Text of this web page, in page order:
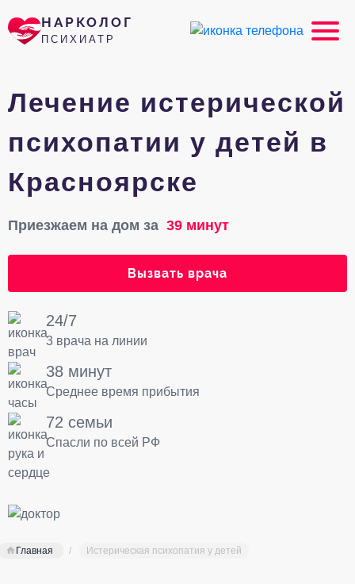
НАРКОЛОГ
ПСИХИАТР
Лечение истерической
психопатии у детей в
Красноярске
Приезжаем на дом за 39 минут
Вызвать врача
24/7
3 врача на линии
38 минут
Среднее время прибытия
72 семьи
Спасли по всей РФ
Главная Истерическая психопатия у детей